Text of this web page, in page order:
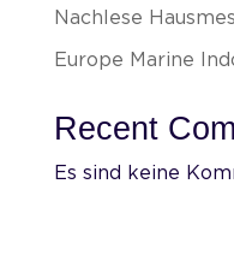
Nachlese
Europe Marine
Recent
Es sind keine